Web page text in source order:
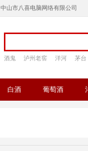
中山市八喜电脑网络有限公司
酒鬼 泸州老窖 洋河 茅台
白酒 葡萄酒